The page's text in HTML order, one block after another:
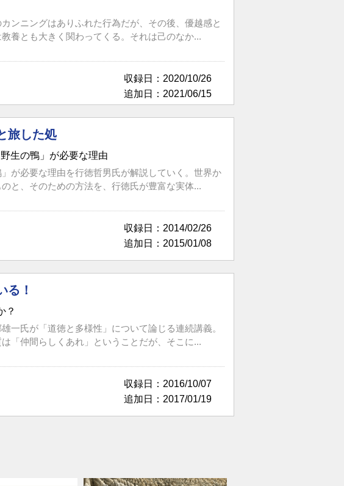
ンニングはありふれた行為だが、その後、優越感と
養とも大きく関わってくる。それは己のなか...
収録日：2020/10/26
追加日：2021/06/15
旅した処
生の鴨」が必要な理由
が必要な理由を行徳哲男氏が解説していく。世界か
と、そのための方法を、行徳氏が豊富な実体...
収録日：2014/02/26
追加日：2015/01/08
る！
？
一氏が「道徳と多様性」について論じる連続講義。
「仲間らしくあれ」ということだが、そこに...
収録日：2016/10/07
追加日：2017/01/19